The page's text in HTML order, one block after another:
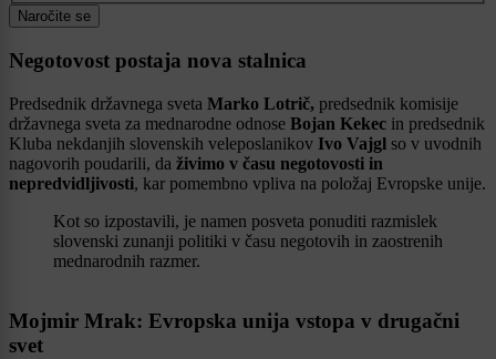
Naročite se
Negotovost postaja nova stalnica
Predsednik državnega sveta Marko Lotrič, predsednik komisije
državnega sveta za mednarodne odnose Bojan Kekec in predsednik
Kluba nekdanjih slovenskih veleposlanikov Ivo Vajgl so v uvodnih
nagovorih poudarili, da živimo v času negotovosti in
nepredvidljivosti, kar pomembno vpliva na položaj Evropske unije.
Kot so izpostavili, je namen posveta ponuditi razmislek
slovenski zunanji politiki v času negotovih in zaostrenih
mednarodnih razmer.
Mojmir Mrak: Evropska unija vstopa v drugačni
svet